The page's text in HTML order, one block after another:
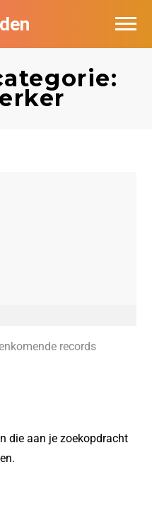
records
die aan je zoekopdracht